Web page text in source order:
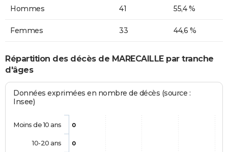
Hommes 41 55,4 %
Femmes 33 44,6 %
Répartition des décès de MARECAILLE par tranche
d'âges
Données exprimées en nombre de décès (source :
Insee)
0
0
Moins de 10 ans
10-20 ans